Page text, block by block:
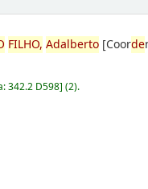
FILHO, Adalberto [Coorde
342.2 D598](2).